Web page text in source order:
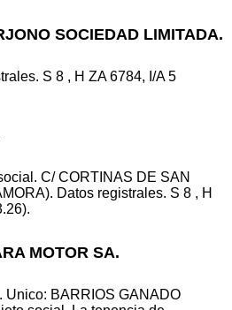
SOCIEDAD LIMITADA.
S 8 , H ZA 6784, I/A 5
C/ CORTINAS DE SAN
Datos registrales. S 8 , H
MOTOR SA.
Unico: BARRIOS GANADO